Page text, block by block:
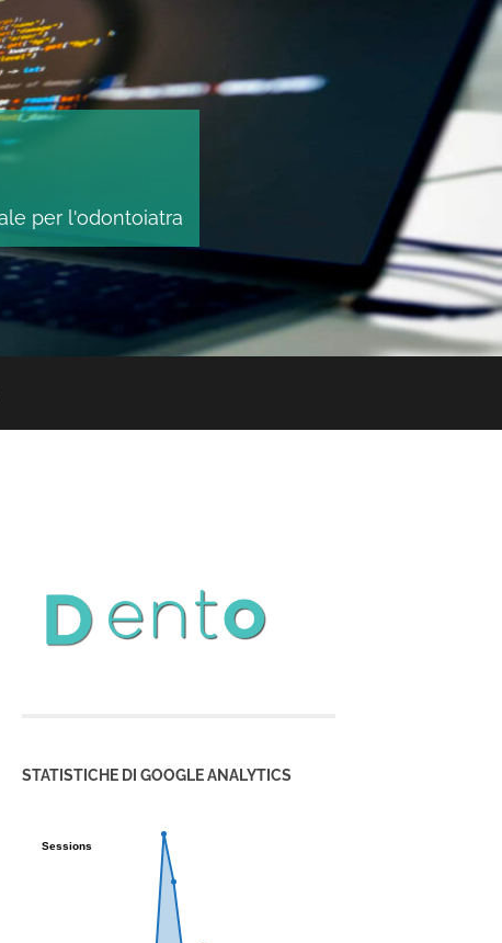
per l'odontoiatra
STATISTICHE DI GOOGLE ANALYTICS
Sessions
Sessions